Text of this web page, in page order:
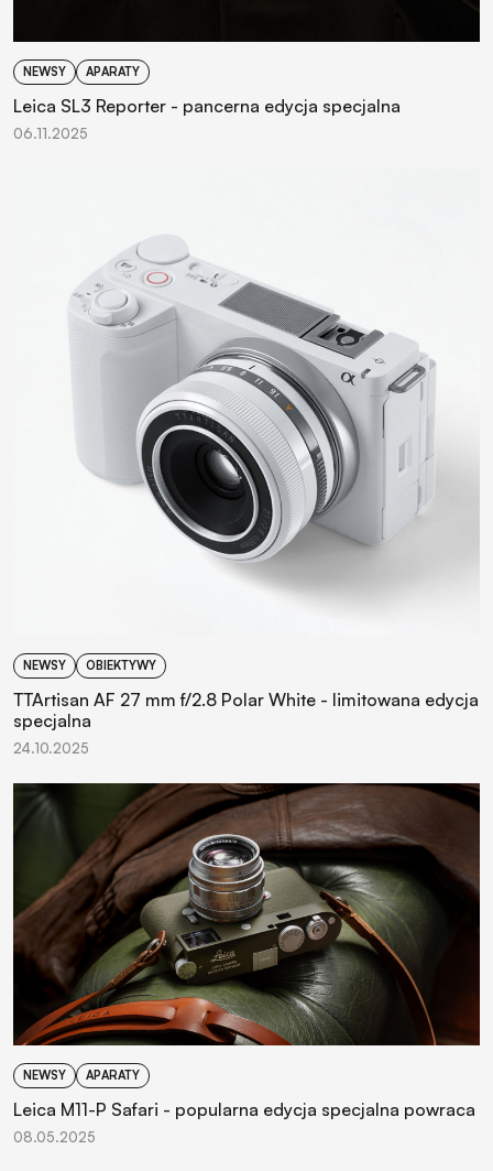
NEWSY APARATY
Leica SL3 Reporter - pancerna edycja specjalna
06.11.2025
NEWSY OBIEKTYWY
TTArtisan AF 27 mm f/2.8 Polar White - limitowana edycja
specjalna
24.10.2025
NEWSY APARATY
Leica M11-P Safari - popularna edycja specjalna powraca
08.05.2025